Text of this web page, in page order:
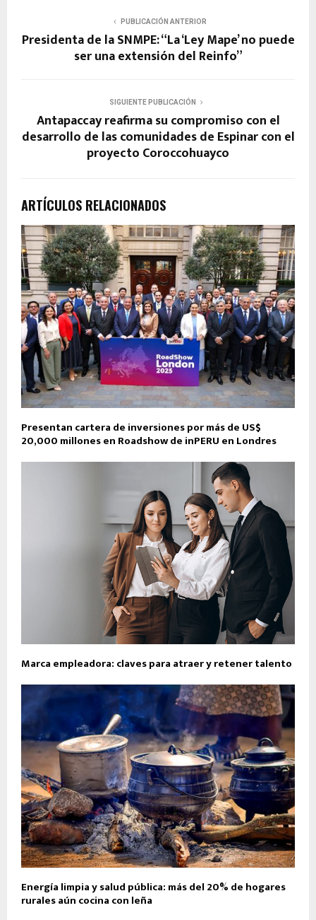
PUBLICACIÓN ANTERIOR
Presidenta de la SNMPE: “La ‘Ley Mape’ no puede
ser una extensión del Reinfo”
SIGUIENTE PUBLICACIÓN
Antapaccay reafirma su compromiso con el
desarrollo de las comunidades de Espinar con el
proyecto Coroccohuayco
ARTÍCULOS RELACIONADOS
Presentan cartera de inversiones por más de US$
20,000 millones en Roadshow de inPERU en Londres
Marca empleadora: claves para atraer y retener talento
Energía limpia y salud pública: más del 20% de hogares
rurales aún cocina con leña